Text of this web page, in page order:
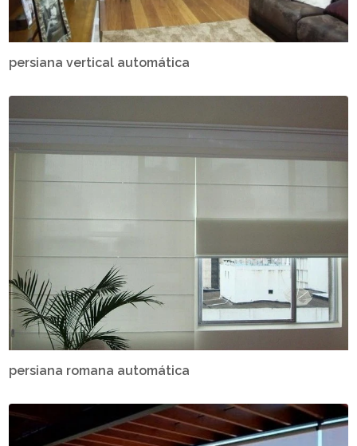
persiana vertical automática
persiana romana automática